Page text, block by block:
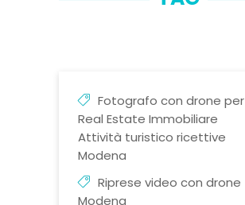
Fotografo con drone per
Real Estate Immobiliare
Attività turistico ricettive
Modena
Riprese video con drone
Modena